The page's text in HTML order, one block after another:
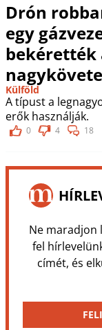
Drón
egy
bekérették
Külföld
A típust a
erők használják.
0 4 18
Ne maradjon
fel
címét, és